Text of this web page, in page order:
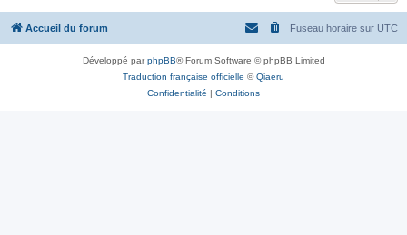
Accueil du forum Fuseau horaire sur UTC
Développé parphpBB® Forum Software © phpBB Limited
Traduction française officielle ©Qiaeru
Confidentialité | Conditions